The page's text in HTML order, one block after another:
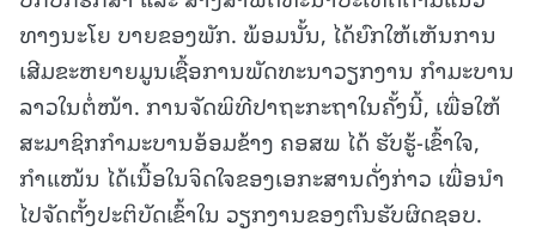
ທາງນະໂຍ ບາຍຂອງພັກ. ພ້ອມນັ້ນ, ໄດ້ຍົກໃຫ້ເຫັນການ
ເສີມຂະຫຍາຍມູນເຊື້ອການພັດທະນາວຽກງານ ກຳມະບານ
ລາວໃນຕໍ່ໜ້າ. ການຈັດພິທີປາຖະກະຖາໃນຄັ້ງນີ້, ເພື່ອໃຫ້
ສະມາຊິກກຳມະບານອ້ອມຂ້າງ ຄອສພ ໄດ້ ຮັບຮູ້-ເຂົ້າໃຈ,
ກຳແໜ້ນ ໄດ້ເນື້ອໃນຈິດໃຈຂອງເອກະສານດັ່ງກ່າວ ເພື່ອນໍາ
ໄປຈັດຕັ້ງປະຕິບັດເຂົ້າໃນ ວຽກງານຂອງຕົນຮັບຜິດຊອບ.